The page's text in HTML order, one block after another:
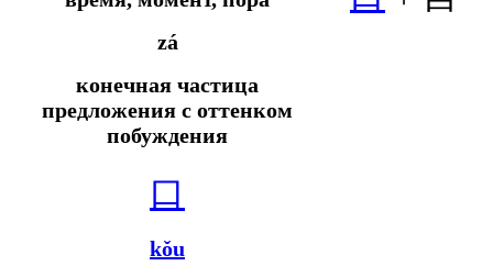
zá
конечная частица
предложения с оттенком
побуждения
口
kǒu